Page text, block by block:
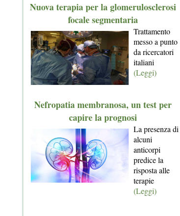
Nuova terapia per la glomerulosclerosi
focale segmentaria
Trattamento
messo a punto
da ricercatori
italiani
(Leggi)
Nefropatia membranosa, un test per
capire la prognosi
La presenza di
alcuni
anticorpi
predice la
risposta alle
terapie
(Leggi)